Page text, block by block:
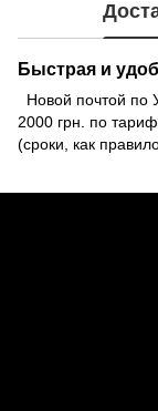
Быстрая и
Новой почтой по
2000 грн. по
(сроки, как